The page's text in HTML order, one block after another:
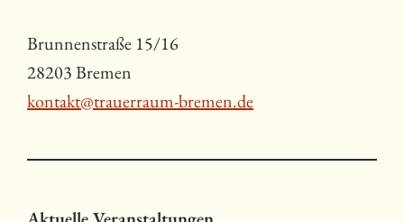
Brunnenstraße 15/16
28203 Bremen
kontakt@trauerraum-bremen.de